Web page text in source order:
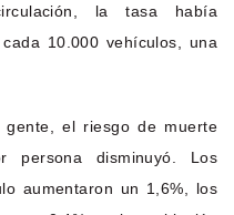
la tasa había
10.000 vehículos, una
el riesgo de muerte
disminuyó. Los
aumentaron un 1,6%, los